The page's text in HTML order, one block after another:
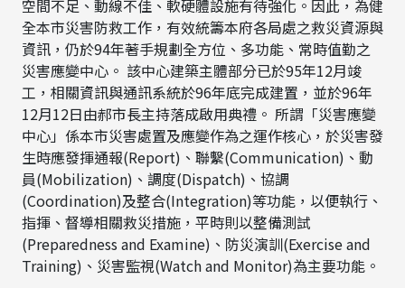
空間不足、動線不佳、軟硬體設施有待強化。因此，為健
全本市災害防救工作，有效統籌本府各局處之救災資源與
資訊，仍於94年著手規劃全方位、多功能、常時值勤之
災害應變中心。 該中心建築主體部分已於95年12月竣
工，相關資訊與通訊系統於96年底完成建置，並於96年
12月12日由郝市長主持落成啟用典禮。 所謂「災害應變
中心」係本市災害處置及應變作為之運作核心，於災害發
生時應發揮通報(Report)、聯繫(Communication)、動
員(Mobilization)、調度(Dispatch)、協調
(Coordination)及整合(Integration)等功能，以便執行、
指揮、督導相關救災措施，平時則以整備測試
(Preparedness and Examine)、防災演訓(Exercise and
Training)、災害監視(Watch and Monitor)為主要功能。